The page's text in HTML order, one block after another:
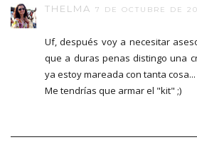
THELMA 7 DE OCTUBRE DE
Uf, después voy a necesitar
que a duras penas distingo una
ya estoy mareada con tanta cosa...
Me tendrías que armar el "kit" ;)